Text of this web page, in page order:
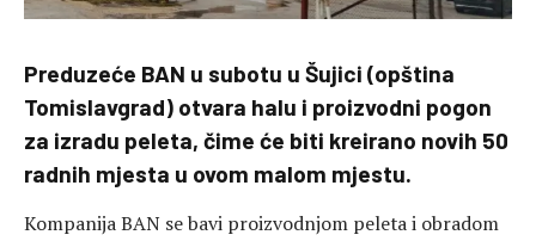
Preduzeće BAN u subotu u Šujici (opština
Tomislavgrad) otvara halu i proizvodni pogon
za izradu peleta, čime će biti kreirano novih 50
radnih mjesta u ovom malom mjestu.
Kompanija BAN se bavi proizvodnjom peleta i obradom